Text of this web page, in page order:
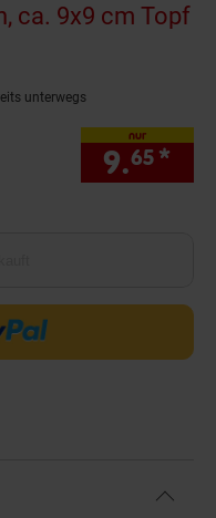
ca. 9x9 cm Topf
unterwegs
nur
9.65 *